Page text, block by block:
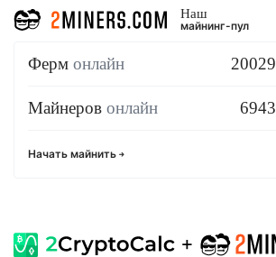
Наш
майнинг-пул
Ферм онлайн 20029
Майнеров онлайн 6943
Начать майнить